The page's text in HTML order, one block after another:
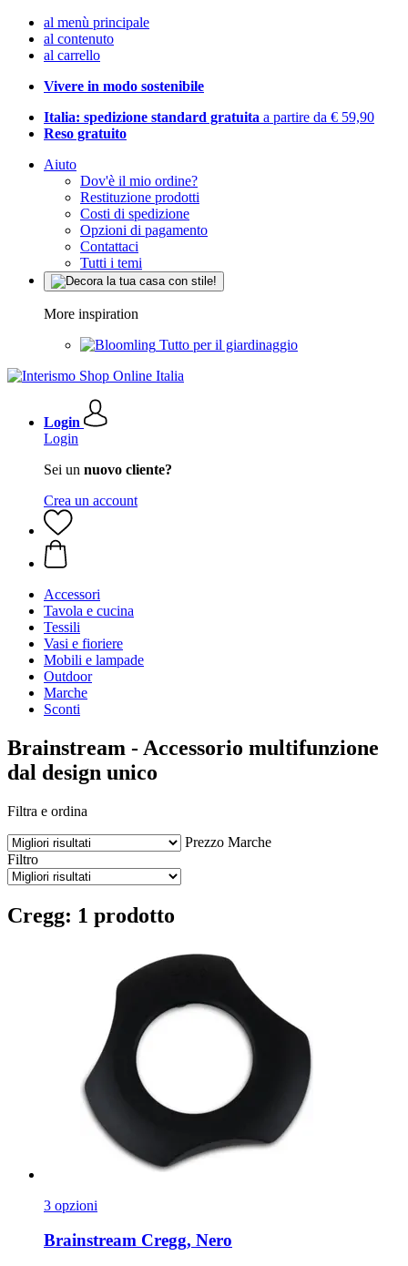
al menù principale
al contenuto
al carrello
Vivere in modo sostenibile
Italia: spedizione standard gratuita a partire da € 59,90
Reso gratuito
Aiuto
Dov'è il mio ordine?
Restituzione prodotti
Costi di spedizione
Opzioni di pagamento
Contattaci
Tutti i temi
More inspiration
Tutto per il giardinaggio
Login
Login
Sei un nuovo cliente?
Crea un account
Accessori
Tavola e cucina
Tessili
Vasi e fioriere
Mobili e lampade
Outdoor
Marche
Sconti
Brainstream - Accessorio multifunzione
dal design unico
Filtra e ordina
Prezzo Marche
Filtro
Cregg: 1 prodotto
3 opzioni
Brainstream Cregg, Nero